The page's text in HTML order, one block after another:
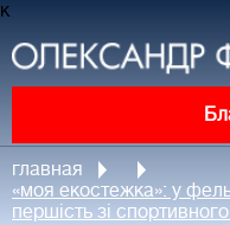
к
главная
«моя екостежка»: у
першість зі